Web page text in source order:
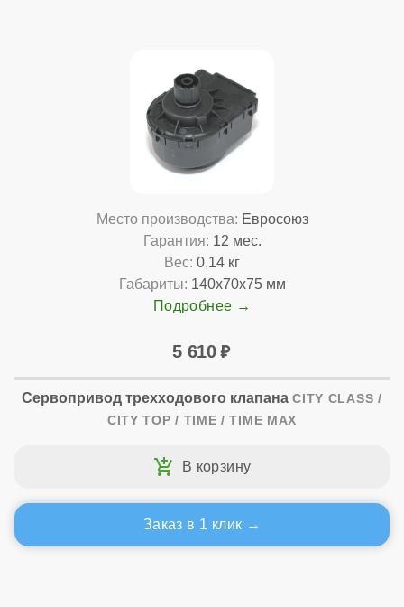
Место производства: Евросоюз
Гарантия: 12 мес.
Вес: 0,14 кг
Габариты: 140x70x75 мм
Подробнее
5 610
Сервопривод трехходового клапана CITY CLASS /
CITY TOP / TIME / TIME MAX
Заказ в 1 клик